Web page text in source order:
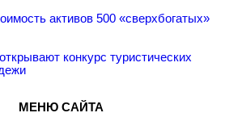
активов 500 «сверхбогатых»
конкурс туристических
МЕНЮ САЙТА